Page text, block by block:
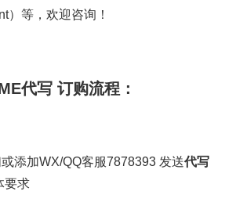
）等，欢迎咨询！
代写 订购流程：
添加WX/QQ客服7878393 发送代写
要求